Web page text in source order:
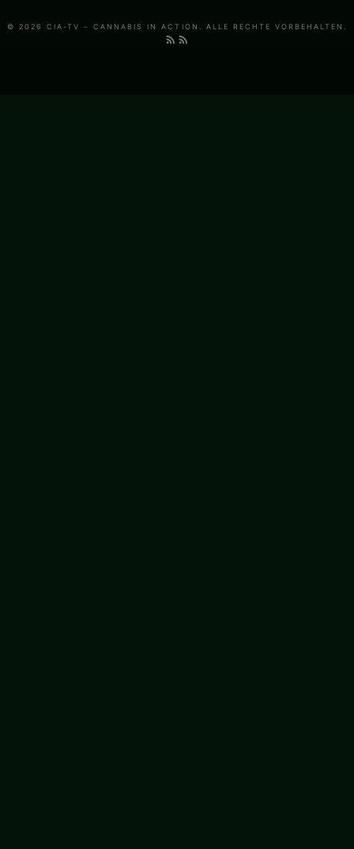
© 2026 CIA-TV – CANNABIS IN ACTION. ALLE RECHTE VORBEHALTEN.